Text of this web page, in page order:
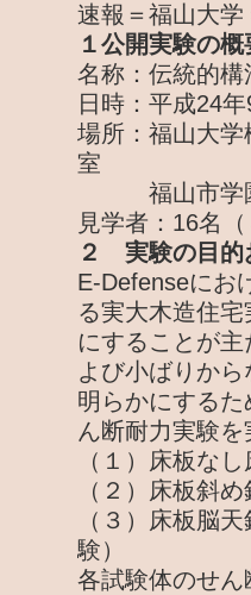
速報＝福山大
１公開実験の概
名称：伝統的
日時：平成24
場所：福山大
室
福山市学園
見学者：16名
２ 実験の目的
E-Defenseにお
る実大木造住
にすることが
よび小ばりか
明らかにする
ん断耐力実験を
（１）床板な
（２）床板斜
（３）床板脳
験）
各試験体のせ